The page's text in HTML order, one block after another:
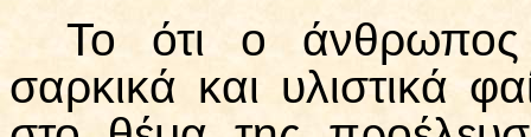
Το ότι ο άνθρωπος
σαρκικά και υλιστικά